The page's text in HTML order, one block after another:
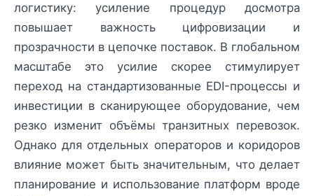
логистику: усиление процедур досмотра
повышает важность цифровизации и
прозрачности в цепочке поставок. В глобальном
масштабе это усилие скорее стимулирует
переход на стандартизованные EDI-процессы и
инвестиции в сканирующее оборудование, чем
резко изменит объёмы транзитных перевозок.
Однако для отдельных операторов и коридоров
влияние может быть значительным, что делает
планирование и использование платформ вроде